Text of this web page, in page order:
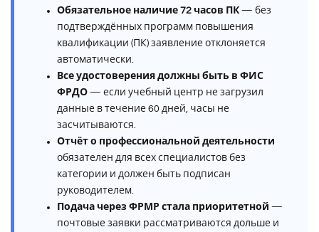
Обязательное наличие 72 часов ПК — без
подтверждённых программ повышения
квалификации (ПК) заявление отклоняется
автоматически.
Все удостоверения должны быть в ФИС
ФРДО — если учебный центр не загрузил
данные в течение 60 дней, часы не
засчитываются.
Отчёт о профессиональной деятельности
обязателен для всех специалистов без
категории и должен быть подписан
руководителем.
Подача через ФРМР стала приоритетной —
почтовые заявки рассматриваются дольше и